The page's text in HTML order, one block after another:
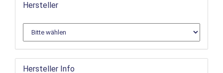
Hersteller
Hersteller Info